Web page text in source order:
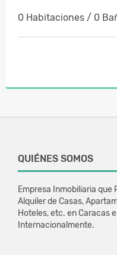
0 Habitaciones / 0
QUIÉNES SOMOS
Empresa Inmobiliaria que
Alquiler de Casas,
Hoteles, etc. en Caracas
Internacionalmente.